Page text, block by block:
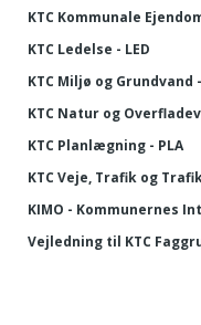
KTC Kommunale
KTC Ledelse - LED
KTC Miljø og Grundvand
KTC Natur og
KTC Planlægning - PLA
KTC Veje, Trafik og
KIMO - Kommunernes
Vejledning til KTC